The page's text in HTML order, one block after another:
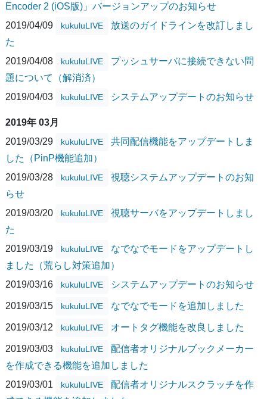
Encoder 2 (iOS版)」バージョンアップのお知らせ
2019/04/09
kukuluLIVE
放送のガイドラインを改訂しまし
た
2019/04/08
kukuluLIVE
プッシュサーバに接続できない問
題について（解消済）
2019/04/03
kukuluLIVE システムアップデートのお知らせ
2019年 03月
2019/03/29
kukuluLIVE
共同配信機能をアップデートしま
した（PinP機能追加）
2019/03/28
kukuluLIVE
視聴システムアップデートのお知
らせ
2019/03/20
kukuluLIVE
視聴サーバをアップデートしまし
た
2019/03/19
kukuluLIVE
なでなでモードをアップデートし
ました（荒らし対策追加）
2019/03/16
kukuluLIVE システムアップデートのお知らせ
2019/03/15 kukuluLIVE なでなでモードを追加しました
2019/03/12 kukuluLIVE オートタグ機能を改良しました
2019/03/03 kukuluLIVE
配信者オリジナルブックメーカー
を作成できる機能を追加しました
2019/03/01
kukuluLIVE
配信者オリジナルスクラッチを作